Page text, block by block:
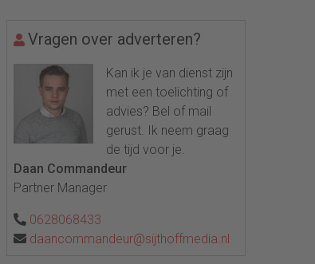
Vragen over adverteren?
Kan ik je van dienst zijn
met een toelichting of
advies? Bel of mail
gerust. Ik neem graag
de tijd voor je.
Daan Commandeur
Partner Manager
0628068433
daancommandeur@sijthoffmedia.nl